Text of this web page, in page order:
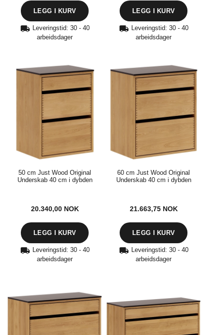
Leveringstid: 30 - 40
arbeidsdager
50 cm Just Wood Original
Underskab 40 cm i dybden
20.340,00 NOK
Leveringstid: 30 - 40
arbeidsdager
60 cm Just Wood Original
Underskab 40 cm i dybden
21.663,75 NOK
Leveringstid: 30 - 40
arbeidsdager
Leveringstid: 30 - 40
arbeidsdager